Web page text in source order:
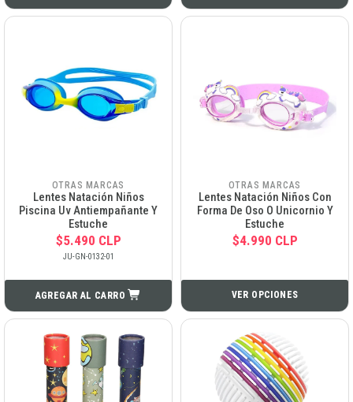
OTRAS MARCAS
Lentes Natación Niños
Piscina Uv Antiempañante Y
Estuche
$5.490 CLP
JU-GN-0132-01
AGREGAR AL CARRO
OTRAS MARCAS
Lentes Natación Niños Con
Forma De Oso O Unicornio Y
Estuche
$4.990 CLP
VER OPCIONES